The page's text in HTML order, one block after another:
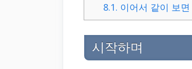
8.1. 이어서 같이 보
시작하며